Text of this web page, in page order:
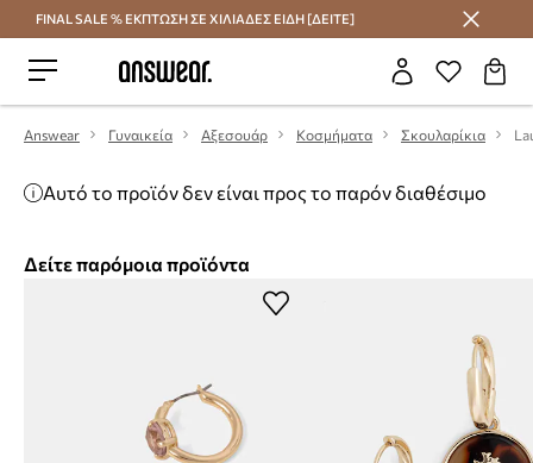
Εξοικονομήστε με το Answear Club
FINAL SALE % ΕΚΠΤΩΣΗ ΣΕ ΧΙΛΙΑΔΕΣ ΕΙΔΗ [ΔΕΙΤΕ]
Answear Γυναικεία Αξεσουάρ Κοσμήματα Σκουλαρίκια
Αυτό το προϊόν δεν είναι προς το παρόν διαθέσιμο
Δείτε παρόμοια προϊόντα